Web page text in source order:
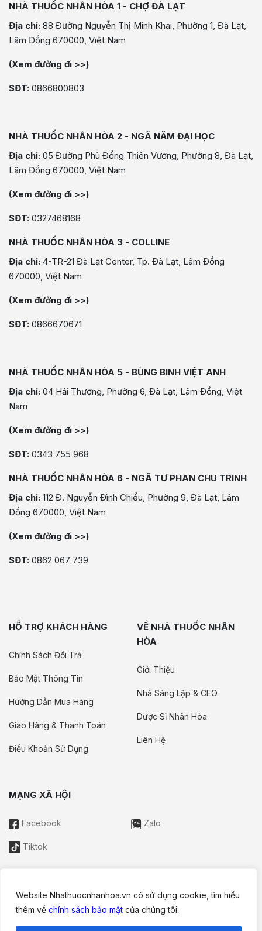
Website Nhathuocnhanhoa.vn có sử dụng cookie, tìm hiểu
thêm về chính sách bảo mật của chúng tôi.
NHÀ THUỐC NHÂN HÒA 1 - CHỢ ĐÀ LẠT
Địa chỉ: 88 Đường Nguyễn Thị Minh Khai, Phường 1, Đà Lạt,
Lâm Đồng 670000, Việt Nam
(Xem đường đi >>)
SĐT: 0866800803
NHÀ THUỐC NHÂN HÒA 2 - NGÃ NĂM ĐẠI HỌC
Địa chỉ: 05 Đường Phù Đổng Thiên Vương, Phường 8, Đà Lạt,
Lâm Đồng 670000, Việt Nam
(Xem đường đi >>)
SĐT: 0327468168
NHÀ THUỐC NHÂN HÒA 3 - COLLINE
Địa chỉ: 4-TR-21 Đà Lạt Center, Tp. Đà Lạt, Lâm Đồng
670000, Việt Nam
(Xem đường đi >>)
SĐT: 0866670671
NHÀ THUỐC NHÂN HÒA 5 - BÙNG BINH VIỆT ANH
Địa chỉ: 04 Hải Thượng, Phường 6, Đà Lạt, Lâm Đồng, Việt
Nam
(Xem đường đi >>)
SĐT: 0343 755 968
NHÀ THUỐC NHÂN HÒA 6 - NGÃ TƯ PHAN CHU TRINH
Địa chỉ: 112 Đ. Nguyễn Đình Chiểu, Phường 9, Đà Lạt, Lâm
Đồng 670000, Việt Nam
(Xem đường đi >>)
SĐT: 0862 067 739
HỖ TRỢ KHÁCH HÀNG
Chính Sách Đổi Trả
Bảo Mật Thông Tin
Hướng Dẫn Mua Hàng
Giao Hàng & Thanh Toán
Điều Khoản Sử Dụng
VỀ NHÀ THUỐC NHÂN
HÒA
Giới Thiệu
Nhà Sáng Lập & CEO
Dược Sĩ Nhân Hòa
Liên Hệ
MẠNG XÃ HỘI
Facebook Zalo
Tiktok
Thông tin trên website này chỉ mang tính chất nội bộ tham khảo;